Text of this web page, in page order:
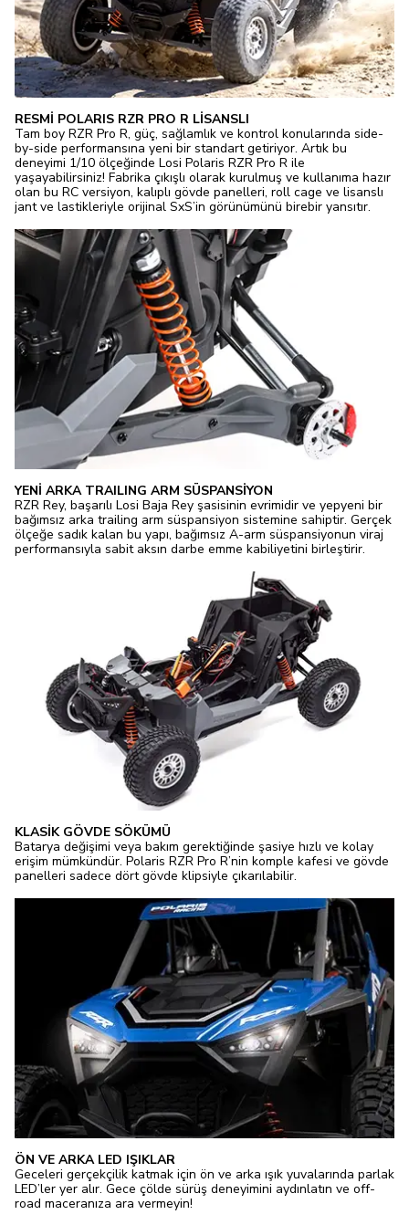
RESMİ POLARIS RZR PRO R LİSANSLI
Tam boy RZR Pro R, güç, sağlamlık ve kontrol konularında side-
by-side performansına yeni bir standart getiriyor. Artık bu
deneyimi 1/10 ölçeğinde Losi Polaris RZR Pro R ile
yaşayabilirsiniz! Fabrika çıkışlı olarak kurulmuş ve kullanıma hazır
olan bu RC versiyon, kalıplı gövde panelleri, roll cage ve lisanslı
jant ve lastikleriyle orijinal SxS’in görünümünü birebir yansıtır.
YENİ ARKA TRAILING ARM SÜSPANSİYON
RZR Rey, başarılı Losi Baja Rey şasisinin evrimidir ve yepyeni bir
bağımsız arka trailing arm süspansiyon sistemine sahiptir. Gerçek
ölçeğe sadık kalan bu yapı, bağımsız A-arm süspansiyonun viraj
performansıyla sabit aksın darbe emme kabiliyetini birleştirir.
KLASİK GÖVDE SÖKÜMÜ
Batarya değişimi veya bakım gerektiğinde şasiye hızlı ve kolay
erişim mümkündür. Polaris RZR Pro R’nin komple kafesi ve gövde
panelleri sadece dört gövde klipsiyle çıkarılabilir.
ÖN VE ARKA LED IŞIKLAR
Geceleri gerçekçilik katmak için ön ve arka ışık yuvalarında parlak
LED’ler yer alır. Gece çölde sürüş deneyimini aydınlatın ve off-
road maceranıza ara vermeyin!